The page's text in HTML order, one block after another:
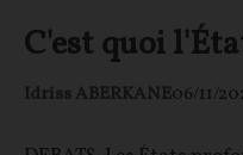
C'est quoi
Idriss ABERKANE06/11/